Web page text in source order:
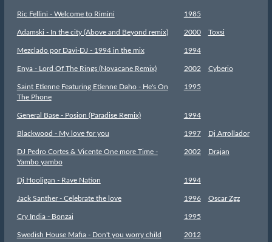
Ric Fellini - Welcome to Rimini 1985
Adamski - In the city (Above and Beyond remix) 2000 Toxsi
Mezclado por Davi-DJ - 1994 in the mix 1994
Enya - Lord Of The Rings (Novacane Remix) 2002 Cyberio
Saint Etienne Featuring Etienne Daho - He's On
The Phone
1995
General Base - Posion (Paradise Remix) 1994
Blackwood - My love for you 1997 Dj Arrollador
DJ Pedro Cortes & Vicente One more Time -
Yambo yambo
2002 Drajan
Dj Hooligan - Rave Nation 1994
Jack Santher - Celebrate the love 1996 Oscar Zgz
Cry India - Bonzai 1995
Swedish House Mafia - Don't you worry child 2012